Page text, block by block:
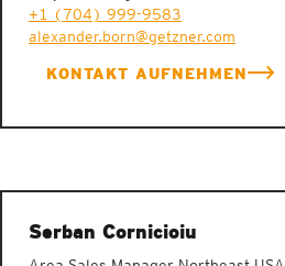
+1 (704) 999-9583
alexander.born@getzner.com
KONTAKT AUFNEHMEN
Serban Cornicioiu